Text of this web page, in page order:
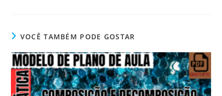
VOCÊ TAMBÉM PODE GOSTAR